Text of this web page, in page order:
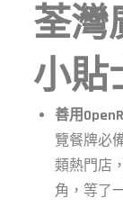
荃灣
小貼
善用
覽餐牌必
類熱門店
角，等了